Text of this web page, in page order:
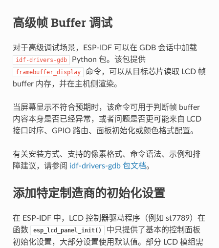
高级帧 Buffer 调试
对于高级调试场景，ESP-IDF 可以在 GDB 会话中加载
idf-drivers-gdb Python 包。该包提供
framebuffer_display
命令，可以从目标芯片读取 LCD 帧
buffer 内存，并在主机侧渲染。
当屏幕显示不符合预期时，该命令可用于判断帧 buffer
内容本身是否已经异常，或者问题是否更可能来自 LCD
接口时序、GPIO 路由、面板初始化或颜色格式配置。
有关安装方式、支持的像素格式、命令语法、示例和排
障建议，请参阅 idf-drivers-gdb 包文档。
添加特定制造商的初始化设置
在 ESP-IDF 中，LCD 控制器驱动程序（例如 st7789）在
函数
esp_lcd_panel_init()
中只提供了基本的控制面板
初始化设置，大部分设置使用默认值。部分 LCD 模组需